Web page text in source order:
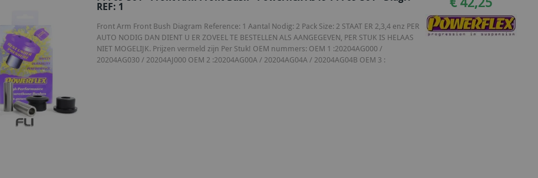
REF: 1
Front Arm Front Bush Diagram Reference: 1 Aantal Nodig: 2 Pack Size: 2 STAAT ER 2,3,4 enz PER
AUTO NODIG DAN DIENT U ER ZOVEEL TE BESTELLEN ALS AANGEGEVEN, PER STUK IS HELAAS
NIET MOGELIJK. Prijzen vermeld zijn Per Stuk! OEM nummers: OEM 1 :20204AG000 /
20204AG030 / 20204AJ000 OEM 2 :20204AG00A / 20204AG04A / 20204AG04B OEM 3 :